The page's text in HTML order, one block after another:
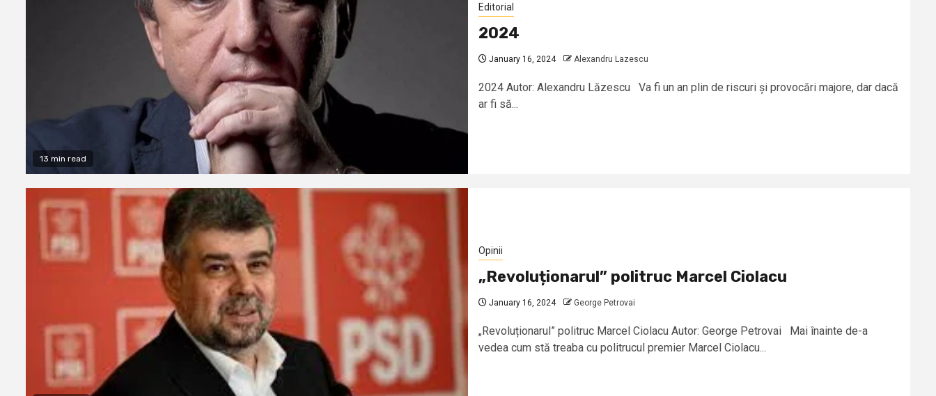
13 min read
Editorial
2024
January 16, 2024 Alexandru Lazescu
2024 Autor: Alexandru Lăzescu Va fi un an plin de riscuri și provocări majore, dar dacă
ar fi să...
Opinii
„Revoluționarul” politruc Marcel Ciolacu
January 16, 2024 George Petrovai
„Revoluționarul” politruc Marcel Ciolacu Autor: George Petrovai Mai înainte de-a
vedea cum stă treaba cu politrucul premier Marcel Ciolacu...